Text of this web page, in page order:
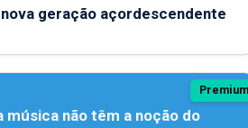
geração açordescendente
música não têm a noção do